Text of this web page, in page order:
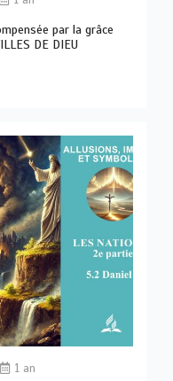
par la grâce
DE DIEU
1 an